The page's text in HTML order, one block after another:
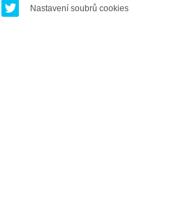
Nastavení soubrů cookies